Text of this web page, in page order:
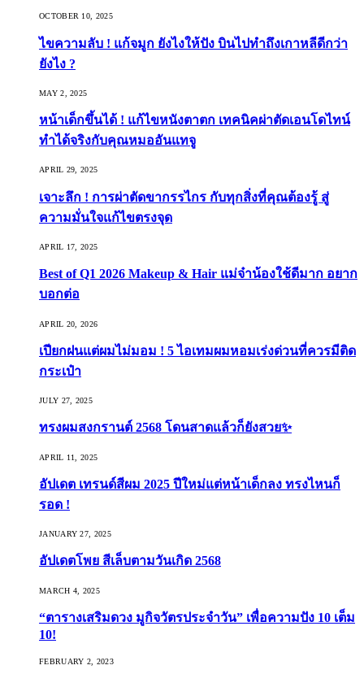
OCTOBER 10, 2025
ไขความลับ ! แก้จมูก ยังไงให้ปัง บินไปทำถึงเกาหลีดีกว่า
ยังไง ?
MAY 2, 2025
หน้าเด็กขึ้นได้ ! แก้ไขหนังตาตก เทคนิคผ่าตัดเอนโดไทน์
ทำได้จริงกับคุณหมออันแทจู
APRIL 29, 2025
เจาะลึก ! การผ่าตัดขากรรไกร กับทุกสิ่งที่คุณต้องรู้ สู่
ความมั่นใจแก้ไขตรงจุด
APRIL 17, 2025
Best of Q1 2026 Makeup & Hair แม่จ๋าน้องใช้ดีมาก อยาก
บอกต่อ
APRIL 20, 2026
เปียกฝนแต่ผมไม่มอม ! 5 ไอเทมผมหอมเร่งด่วนที่ควรมีติด
กระเป๋า
JULY 27, 2025
ทรงผมสงกรานต์ 2568 โดนสาดแล้วก็ยังสวย✨
APRIL 11, 2025
อัปเดต เทรนด์สีผม 2025 ปีใหม่แต่หน้าเด็กลง ทรงไหนก็
รอด !
JANUARY 27, 2025
อัปเดตโพย สีเล็บตามวันเกิด 2568
MARCH 4, 2025
“ตารางเสริมดวง มูกิจวัตรประจำวัน” เพื่อความปัง 10 เต็ม
10!
FEBRUARY 2, 2023